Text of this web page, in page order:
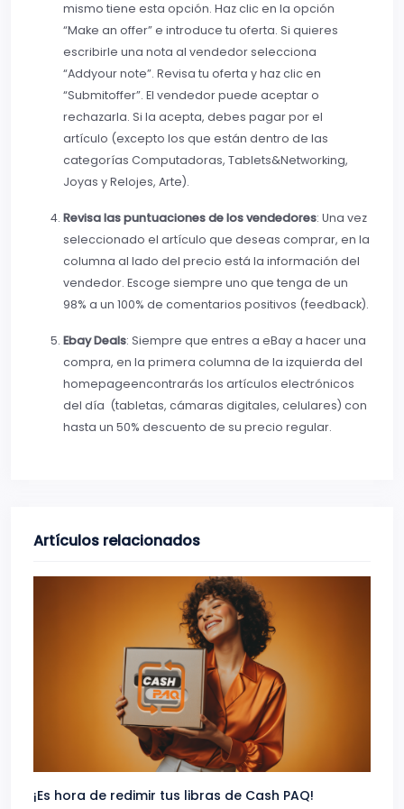
mismo tiene esta opción. Haz clic en la opción
“Make an offer” e introduce tu oferta. Si quieres
escribirle una nota al vendedor selecciona
“Addyour note”. Revisa tu oferta y haz clic en
“Submitoffer”. El vendedor puede aceptar o
rechazarla. Si la acepta, debes pagar por el
artículo (excepto los que están dentro de las
categorías Computadoras, Tablets&Networking,
Joyas y Relojes, Arte).
Revisa las puntuaciones de los vendedores: Una vez
seleccionado el artículo que deseas comprar, en la
columna al lado del precio está la información del
vendedor. Escoge siempre uno que tenga de un
98% a un 100% de comentarios positivos (feedback).
Ebay Deals: Siempre que entres a eBay a hacer una
compra, en la primera columna de la izquierda del
homepageencontrarás los artículos electrónicos
del día (tabletas, cámaras digitales, celulares) con
hasta un 50% descuento de su precio regular.
Artículos relacionados
¡Es hora de redimir tus libras de Cash PAQ!